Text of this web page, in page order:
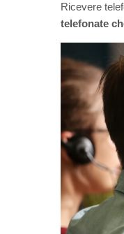
Ricevere
telefonate